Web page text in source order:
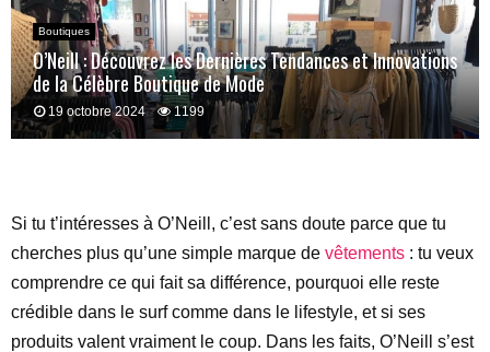
Boutiques
O’Neill : Découvrez les Dernières Tendances et Innovations
de la Célèbre Boutique de Mode
19 octobre 2024 1199
Si tu t’intéresses à O’Neill, c’est sans doute parce que tu
cherches plus qu’une simple marque de vêtements : tu veux
comprendre ce qui fait sa différence, pourquoi elle reste
crédible dans le surf comme dans le lifestyle, et si ses
produits valent vraiment le coup. Dans les faits, O’Neill s’est